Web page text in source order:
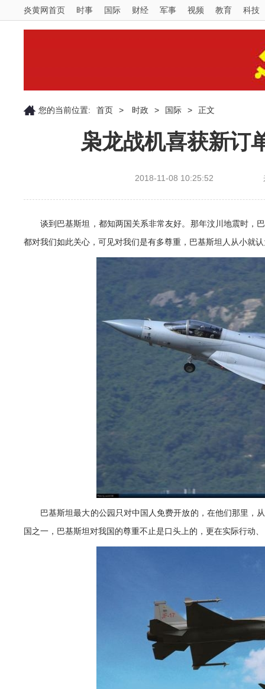
炎黄网首页 时事 国际 财经 军事 视频 教育 科技
您的当前位置: 首页 > 时政 > 国际 > 正文
枭龙战机喜获新订
2018-11-08 10:25:52
谈到巴基斯坦，都知两国关系非常友好。那年汶川地震时，
都对我们如此关心，可见对我们是有多尊重，巴基斯坦人从小就
巴基斯坦最大的公园只对中国人免费开放的，在他们那里，
国之一，巴基斯坦对我国的尊重不止是口头上的，更在实际行动